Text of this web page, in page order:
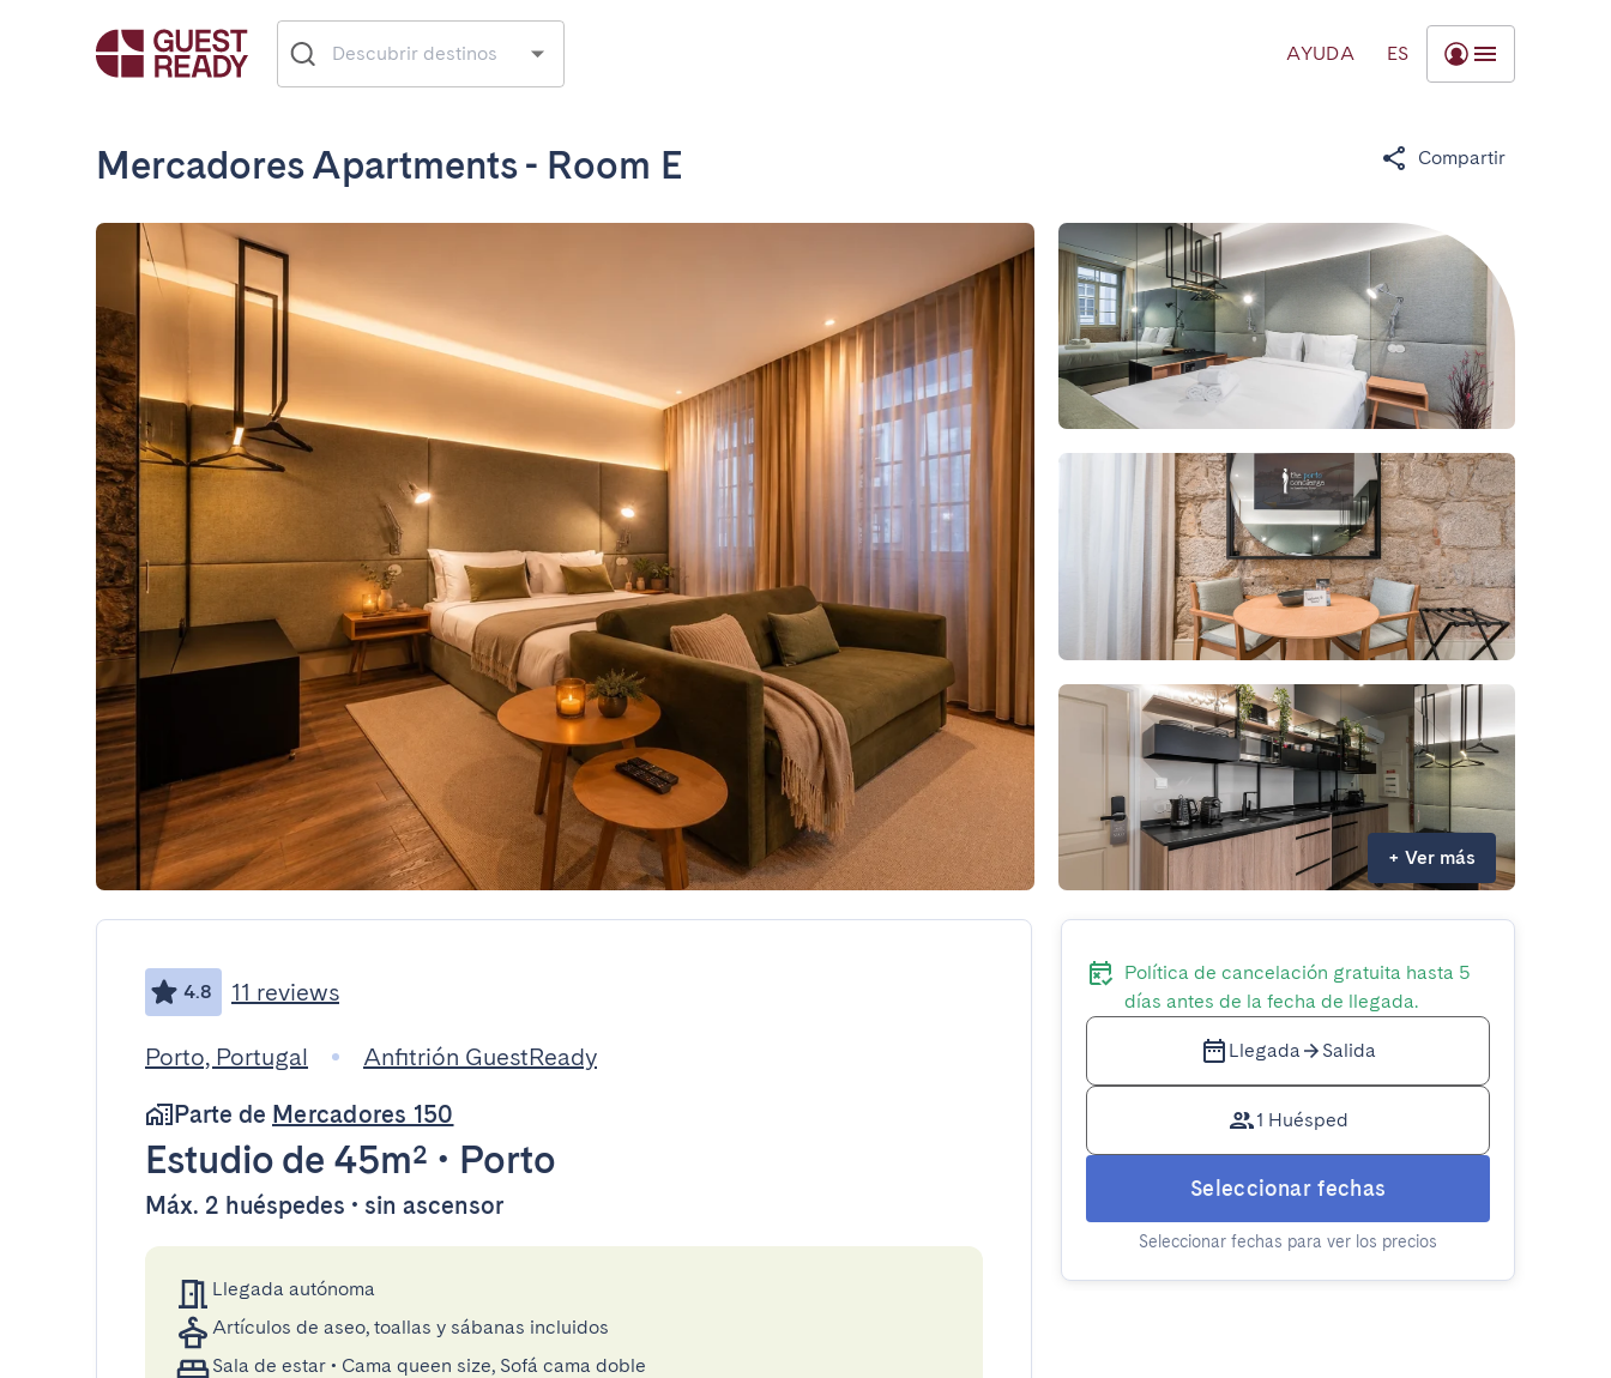
AYUDA ES
Mercadores Apartments - Room E Compartir
+ Ver más
4.8 11 reviews
Porto, Portugal
Anfitrión GuestReady
Parte de Mercadores 150
Estudio de 45m² • Porto
Máx. 2 huéspedes • sin ascensor
Llegada autónoma
Artículos de aseo, toallas y sábanas incluidos
Sala de estar • Cama queen size, Sofá cama doble
Política de cancelación gratuita hasta 5
días antes de la fecha de llegada.
Llegada Salida
1 Huésped
Seleccionar fechas
Seleccionar fechas para ver los precios